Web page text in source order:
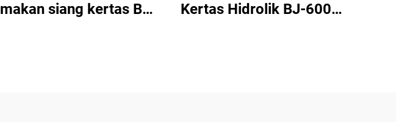
makan siang kertas BJ-
Kertas Hidrolik BJ-600P